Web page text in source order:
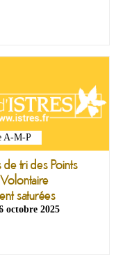
A-M-P
tri des Points
saturées
octobre 2025